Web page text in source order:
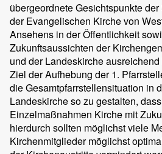
übergeordnete Gesichtspunkte
der Evangelischen Kirche von
Ansehens in der Öffentlichkeit
Zukunftsaussichten der
und der Landeskirche
Ziel der Aufhebung der 1.
die Gesamtpfarrstellensituation in
Landeskirche so zu gestalten,
Einzelmaßnahmen Kirche mit
hierdurch sollten möglichst viele
Kirchenmitglieder möglichst